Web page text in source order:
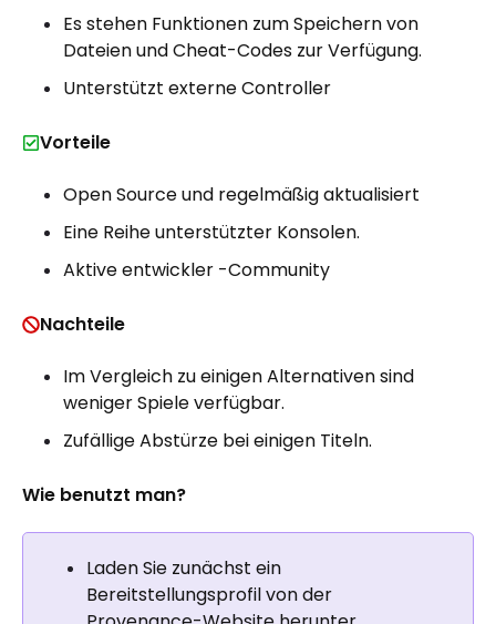
Es stehen Funktionen zum Speichern von
Dateien und Cheat-Codes zur Verfügung.
Unterstützt externe Controller
Vorteile
Open Source und regelmäßig aktualisiert
Eine Reihe unterstützter Konsolen.
Aktive entwickler -Community
Nachteile
Im Vergleich zu einigen Alternativen sind
weniger Spiele verfügbar.
Zufällige Abstürze bei einigen Titeln.
Wie benutzt man?
Laden Sie zunächst ein
Bereitstellungsprofil von der